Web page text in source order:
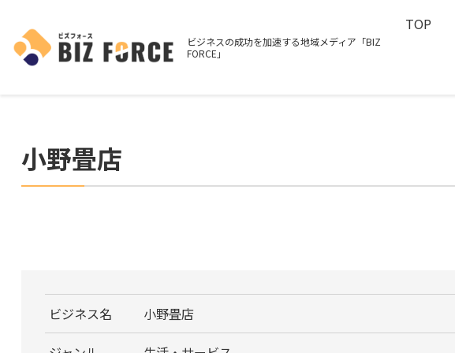
ビジネスの成功を加速する地域メディア「BIZ
FORCE」
TOP
小野畳店
ビジネス名 小野畳店